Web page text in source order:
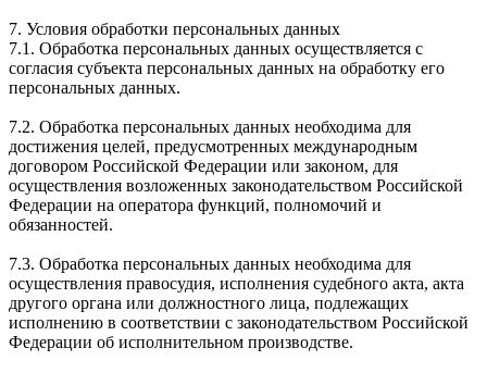
7. Условия обработки персональных данных
7.1. Обработка персональных данных осуществляется с
согласия субъекта персональных данных на обработку его
персональных данных.
7.2. Обработка персональных данных необходима для
достижения целей, предусмотренных международным
договором Российской Федерации или законом, для
осуществления возложенных законодательством Российской
Федерации на оператора функций, полномочий и
обязанностей.
7.3. Обработка персональных данных необходима для
осуществления правосудия, исполнения судебного акта, акта
другого органа или должностного лица, подлежащих
исполнению в соответствии с законодательством Российской
Федерации об исполнительном производстве.